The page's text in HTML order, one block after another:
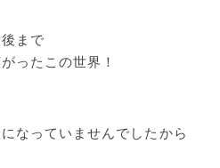
まで
ったこの世界！
なっていませんでしたから